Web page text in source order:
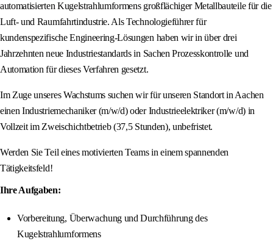
automatisierten Kugelstrahlumformens großflächiger Metallbauteile für die
Luft- und Raumfahrtindustrie. Als Technologieführer für
kundenspezifische Engineering-Lösungen haben wir in über drei
Jahrzehnten neue Industriestandards in Sachen Prozesskontrolle und
Automation für dieses Verfahren gesetzt.
Im Zuge unseres Wachstums suchen wir für unseren Standort in Aachen
einen Industriemechaniker (m/w/d) oder Industrieelektriker (m/w/d) in
Vollzeit im Zweischichtbetrieb (37,5 Stunden), unbefristet.
Werden Sie Teil eines motivierten Teams in einem spannenden
Tätigkeitsfeld!
Ihre Aufgaben:
Vorbereitung, Überwachung und Durchführung des
Kugelstrahlumformens